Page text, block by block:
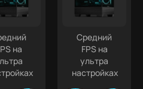
на
Средний
FPS на
ультра
настройках